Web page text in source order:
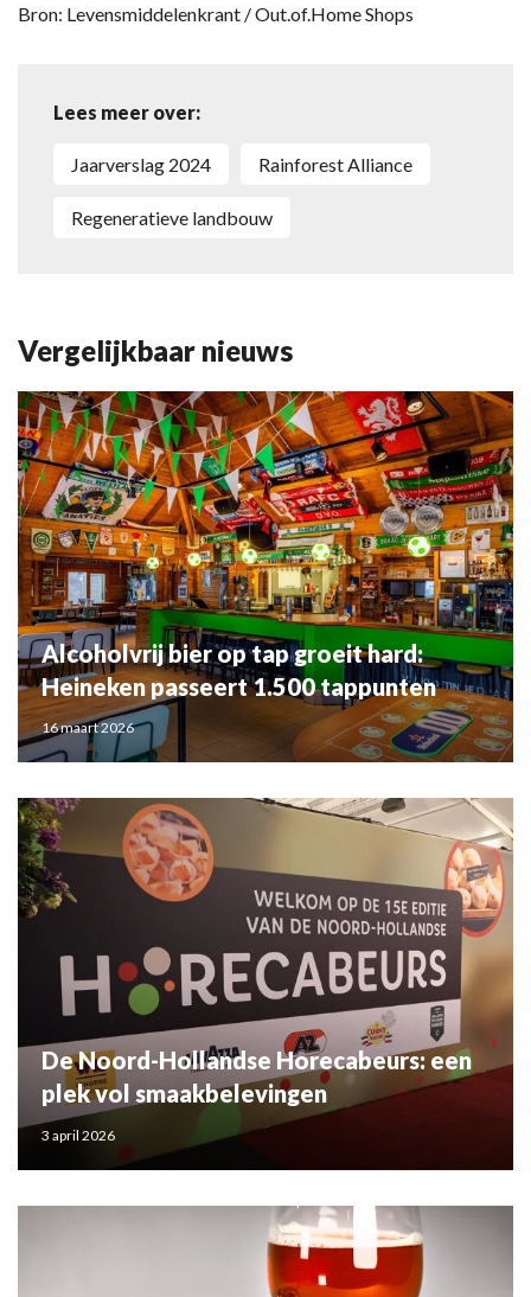
Bron: Levensmiddelenkrant / Out.of.Home Shops
Lees meer over:
Jaarverslag 2024 Rainforest Alliance
regeneratieve landbouw
Vergelijkbaar nieuws
Alcoholvrij bier op tap groeit hard:
Heineken passeert 1.500 tappunten
16 maart 2026
De Noord-Hollandse Horecabeurs: een
plek vol smaakbelevingen
3 april 2026